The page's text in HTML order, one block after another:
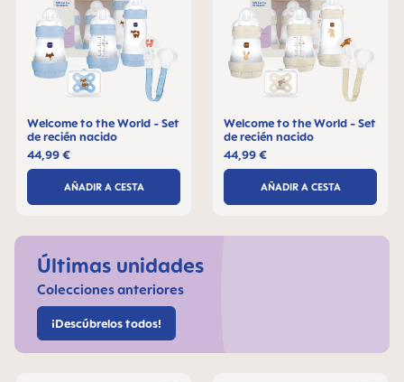
Últimas unidades
Colecciones anteriores
¡Descúbrelos todos!
Welcome to the World - Set
de recién nacido
44,99 €
AÑADIR A CESTA
Welcome to the World - Set
de recién nacido
44,99 €
AÑADIR A CESTA